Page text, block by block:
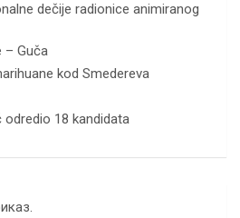
dečije radionice animiranog
– Guča
kod Smedereva
odredio 18 kandidata